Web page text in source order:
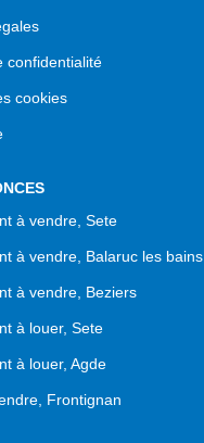
confidentialité
cookies
à vendre, Sete
à vendre, Balaruc les bains
à vendre, Beziers
à louer, Sete
à louer, Agde
Frontignan